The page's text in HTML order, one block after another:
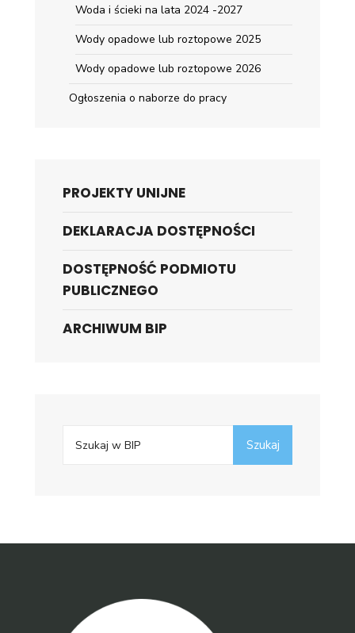
Woda i ścieki na lata 2024 -2027
Wody opadowe lub roztopowe 2025
Wody opadowe lub roztopowe 2026
Ogłoszenia o naborze do pracy
PROJEKTY UNIJNE
DEKLARACJA DOSTĘPNOŚCI
DOSTĘPNOŚĆ PODMIOTU
PUBLICZNEGO
ARCHIWUM BIP
for:
Szukaj